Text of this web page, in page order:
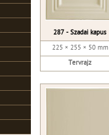
287 - Szadai kapus
225 × 255 × 50 mm
Tervrajz